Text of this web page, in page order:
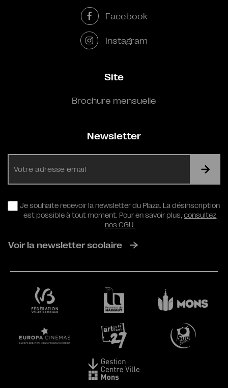
Facebook
Instagram
Site
Brochure mensuelle
Newsletter
RGPD
Je souhaite recevoir la newsletter du Plaza. La désinscription
est possible à tout moment. Pour en savoir plus,consultez
nos CGU.
Voir la newsletter scolaire